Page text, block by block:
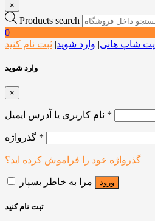
×
Products search
0
پت شاپ هانی| وارد شوید| ثبت نام کنید
وارد شوید
×
*
*
گذرواژه خود را فراموش کرده اید؟
مرا به خاطر بسپار ورود
ثبت نام کنید